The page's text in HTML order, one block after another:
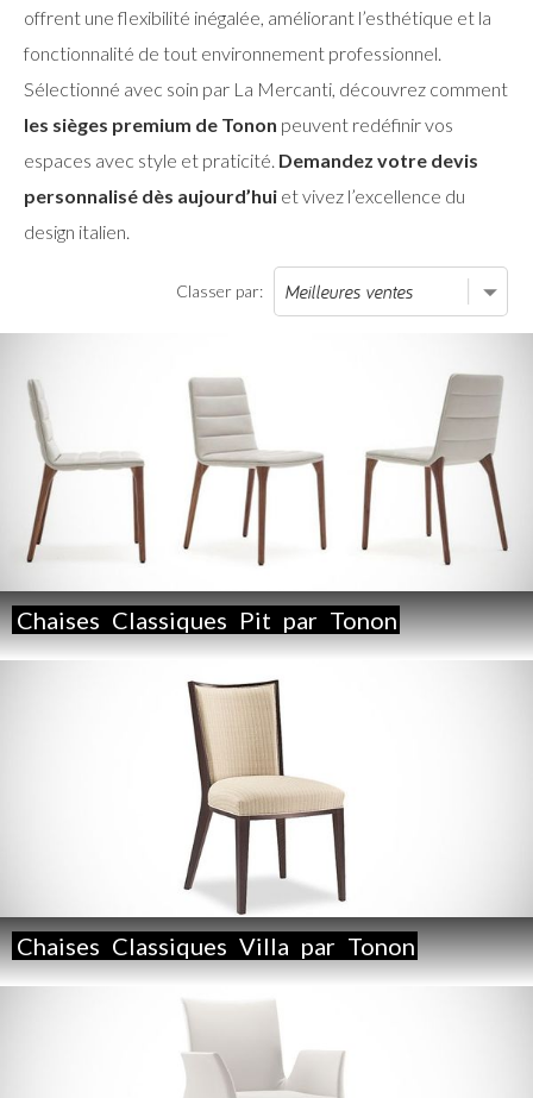
offrent une flexibilité inégalée, améliorant l’esthétique et la
fonctionnalité de tout environnement professionnel.
Sélectionné avec soin par La Mercanti, découvrez comment
les sièges premium de Tonon peuvent redéfinir vos
espaces avec style et praticité. Demandez votre devis
personnalisé dès aujourd’hui et vivez l’excellence du
design italien.
Classer par:
Chaises Classiques Pit par Tonon
Chaises Classiques Villa par Tonon